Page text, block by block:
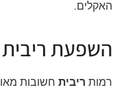
האקלים.
השפעת
רמות ריבית חשובות